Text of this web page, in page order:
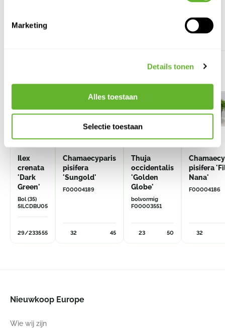
Marketing
Details tonen
Alles toestaan
Selectie toestaan
Alternatieve producten
Ilex
crenata
'Dark
Green'
Bol (35)
5ILCDBU05
29/233555
Chamaecyparis
pisifera
'Sungold'
F00004189
32 45
Thuja
occidentalis
'Golden
Globe'
bolvormig
F00003551
23 50
pisifera
Nana'
F00004186
32
Nieuwkoop Europe
Wie wij zijn